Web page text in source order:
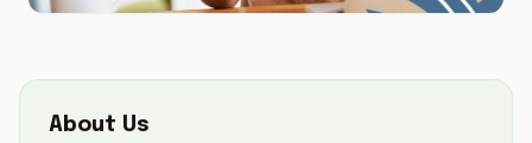
About Us